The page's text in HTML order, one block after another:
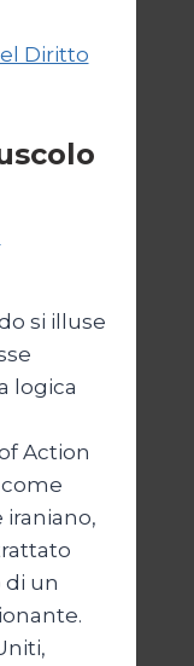
si illuse
logica
Action
iraniano,
di un